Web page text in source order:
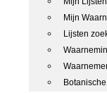
Mijn
Lijsten